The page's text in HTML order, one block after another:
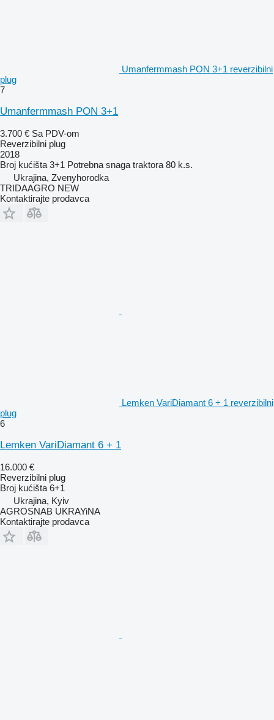
Umanfermmash PON 3+1 reverzibilni
plug
7
Umanfermmash PON 3+1
3.700 € Sa PDV-om
Reverzibilni plug
2018
Broj kućišta 3+1 Potrebna snaga traktora 80 k.s.
Ukrajina, Zvenyhorodka
TRIDAAGRO NEW
Kontaktirajte prodavca
Lemken VariDiamant 6 + 1 reverzibilni
plug
6
Lemken VariDiamant 6 + 1
16.000 €
Reverzibilni plug
Broj kućišta 6+1
Ukrajina, Kyiv
AGROSNAB UKRAYiNA
Kontaktirajte prodavca